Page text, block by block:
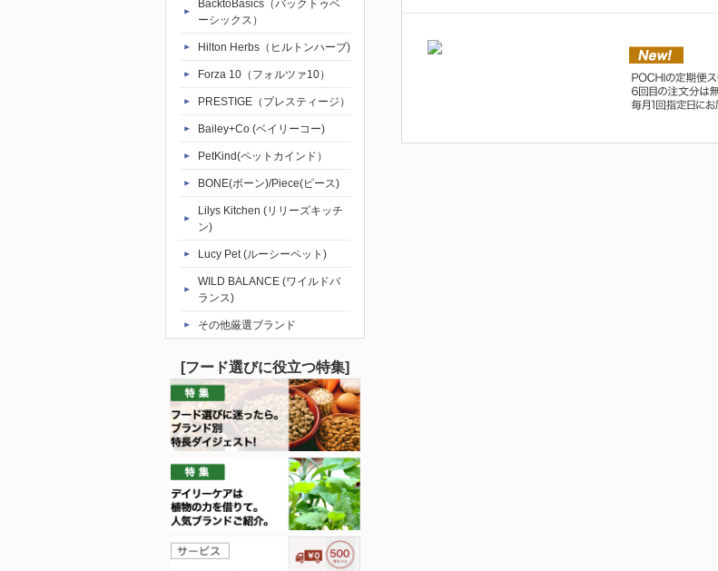
BacktoBasics（バックトゥベ
ーシックス）
Hilton Herbs（ヒルトンハーブ)
Forza 10（フォルツァ10）
PRESTIGE（プレスティージ）
Bailey+Co (ベイリーコー)
PetKind(ペットカインド）
BONE(ボーン)/Piece(ピース)
Lilys Kitchen (リリーズキッチ
ン)
Lucy Pet (ルーシーペット)
WILD BALANCE (ワイルドバ
ランス)
その他厳選ブランド
[フード選びに役立つ特集]